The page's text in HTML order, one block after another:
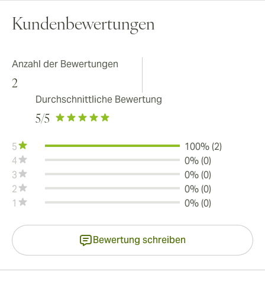
Kundenbewertungen
Anzahl der Bewertungen
2
Durchschnittliche Bewertung
5/5
5
100% (2)
4
0% (0)
3
0% (0)
2
0% (0)
1
0% (0)
Bewertung schreiben